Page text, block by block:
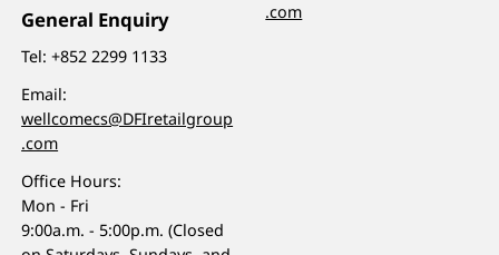
General Enquiry
Tel:+852 2299 1133
Email:
wellcomecs@DFIretailgroup
.com
Office Hours:
Mon - Fri
9:00a.m. - 5:00p.m. (Closed
.com